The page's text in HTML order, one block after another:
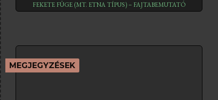
FEKETE FÜGE (MT. ETNA TÍPUS) – FAJTABEMUTATÓ
MEGJEGYZÉSEK